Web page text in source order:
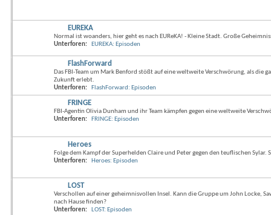
EUREKA
Normal ist woanders, hier geht es nach EUReKA! - Kleine Stadt. Große
Unterforen:
EUREKA: Episoden
FlashForward
Das FBI-Team um Mark Benford stößt auf eine weltweite Verschwörung, als die
Zukunft erlebt.
Unterforen:
FlashForward: Episoden
FRINGE
FBI-Agentin Olivia Dunham und ihr Team kämpfen gegen eine weltweite
Unterforen:
FRINGE: Episoden
Heroes
Folge dem Kampf der Superhelden Claire und Peter gegen den teuflischen Sylar.
Unterforen:
Heroes: Episoden
LOST
Verschollen auf einer geheimnisvollen Insel. Kann die Gruppe um John Locke,
nach Hause finden?
Unterforen:
LOST: Episoden